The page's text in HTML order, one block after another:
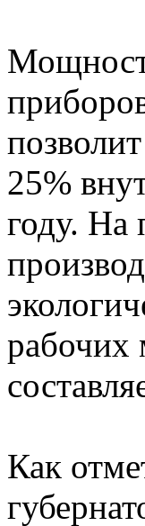
25%
году. На
рабочих
Как